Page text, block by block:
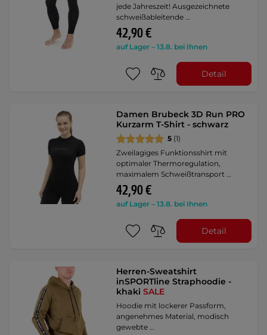
jede Jahreszeit! Ausgezeichnete
schweißableitende …
42,90 €
auf Lager – 13.8. bei Ihnen
Detail
Damen Brubeck 3D Run PRO
Kurzarm T-Shirt - schwarz
5 (1)
Zweilagiges Funktionsshirt mit
optimaler Thermoregulation,
maximalem Schweißtransport …
42,90 €
auf Lager – 13.8. bei Ihnen
Detail
Herren-Sweatshirt
inSPORTline Straphoodie -
khakiSALE
Hoodie mit lockerer Passform,
angenehmes Material, modisch
gewebte …